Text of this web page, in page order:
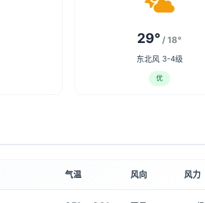
29° / 18°
东北风 3-4级
优
气温 风向 风力